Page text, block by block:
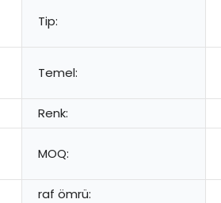
Tip:
Temel:
Renk:
MOQ:
raf ömrü: